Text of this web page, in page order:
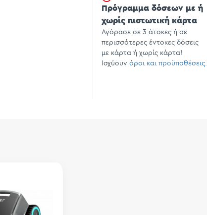
Πρόγραμμα δόσεων με ή
χωρίς πιστωτική κάρτα
Αγόρασε σε 3 άτοκες ή σε
περισσότερες έντοκες δόσεις
με κάρτα ή χωρίς κάρτα!
Ισχύουν όροι και προϋποθέσεις.